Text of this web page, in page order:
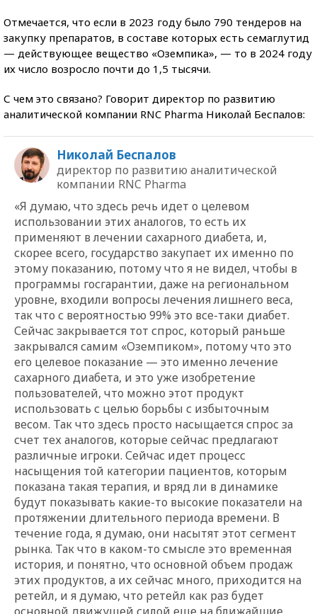
Отмечается, что если в 2023 году было 790 тендеров на
закупку препаратов, в составе которых есть семаглутид
— действующее вещество «Оземпика», — то в 2024 году
их число возросло почти до 1,5 тысячи.
С чем это связано? Говорит директор по развитию
аналитической компании RNC Pharma Николай Беспалов:
Николай Беспалов
директор по развитию аналитической
компании RNC Pharma
«Я думаю, что здесь речь идет о целевом
использовании этих аналогов, то есть их
применяют в лечении сахарного диабета, и,
скорее всего, государство закупает их именно по
этому показанию, потому что я не видел, чтобы в
программы госгарантии, даже на региональном
уровне, входили вопросы лечения лишнего веса,
так что с вероятностью 99% это все-таки диабет.
Сейчас закрывается тот спрос, который раньше
закрывался самим «Оземпиком», потому что это
его целевое показание — это именно лечение
сахарного диабета, и это уже изобретение
пользователей, что можно этот продукт
использовать с целью борьбы с избыточным
весом. Так что здесь просто насыщается спрос за
счет тех аналогов, которые сейчас предлагают
различные игроки. Сейчас идет процесс
насыщения той категории пациентов, которым
показана такая терапия, и вряд ли в динамике
будут показывать какие-то высокие показатели на
протяжении длительного периода времени. В
течение года, я думаю, они насытят этот сегмент
рынка. Так что в каком-то смысле это временная
история, и понятно, что основной объем продаж
этих продуктов, а их сейчас много, приходится на
ретейл, и я думаю, что ретейл как раз будет